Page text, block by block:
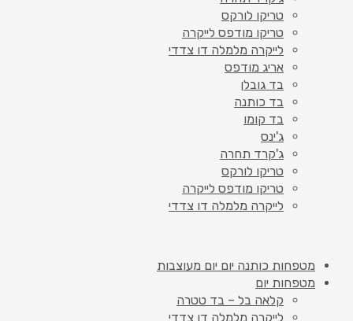
טריקו לורקס
טריקו מודפס לייקרה
לייקרה מלמלה דו צדדי
אריג מודפס
בד גובלן
בד כותנה
בד קומו
ג'ינס
ג'קרד תחרה
טריקו לורקס
טריקו מודפס לייקרה
לייקרה מלמלה דו צדדי
מטפחות כותנה יום יום מעוצבות
מטפחות יום
קלאה בל – בד טטרה
לייקרה מלמלה דו צדדי